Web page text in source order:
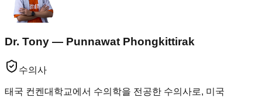
Dr. Tony — Punnawat Phongkittirak
수의사
태국 컨켄대학교에서 수의학을 전공한 수의사로, 미국